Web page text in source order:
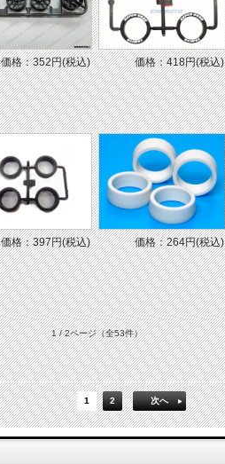
価格：352円(税込) 価格：418円(税込)
価格：397円(税込) 価格：264円(税込)
1 / 2ページ（全53件）
1 2 次へ